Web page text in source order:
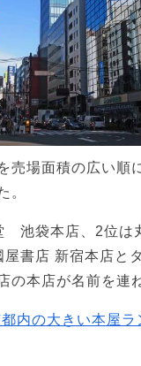
売場面積の広い順
。
池袋本店、2位は
屋書店 新宿本店と
の本店が名前を連
都内の大きい本屋